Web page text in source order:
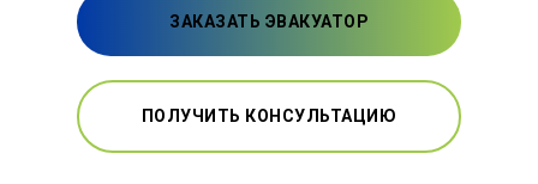
ЗАКАЗАТЬ ЭВАКУАТОР
ПОЛУЧИТЬ КОНСУЛЬТАЦИЮ